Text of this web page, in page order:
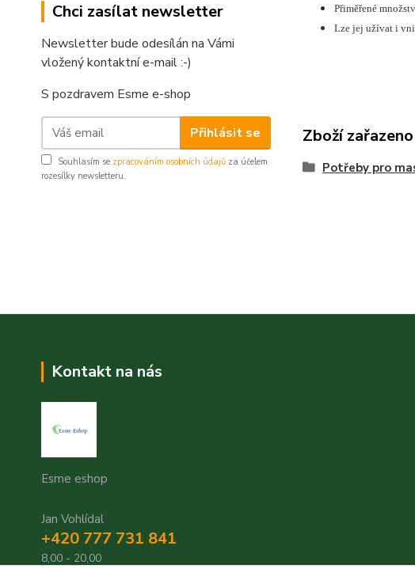
Chci zasílat newsletter
Newsletter bude odesílán na Vámi
vložený kontaktní e-mail :-)
S pozdravem Esme e-shop
Přihlásit se
Souhlasím se zpracováním osobních údajů za účelem
rozesílky newsletteru.
Přiměřené
Lze jej užívat i
Zboží
Potřeby pro
Kontakt na nás
Esme eshop
Jan Vohlídal
+420 777 731 841
8,00 - 20,00